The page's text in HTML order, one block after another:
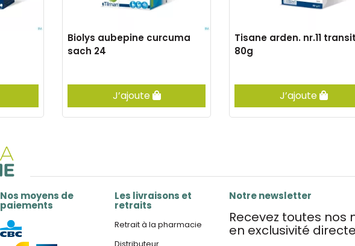
Biolys aubepine curcuma
sach 24
J’ajoute
Tisane arden. nr.11
80g
J’ajoute
Nos moyens de
paiements
Les livraisons et
retraits
Retrait à la pharmacie
Notre newsletter
Recevez toutes
en exclusivité